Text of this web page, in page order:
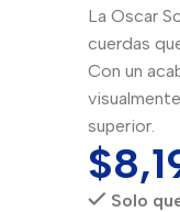
La Oscar
cuerdas
Con un
superior.
$
Solo